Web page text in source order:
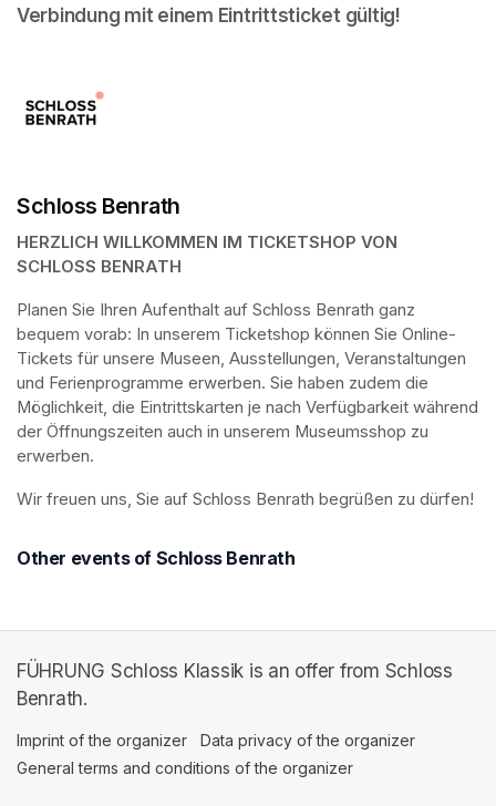
Verbindung mit einem Eintrittsticket gültig!
Schloss Benrath
HERZLICH WILLKOMMEN IM TICKETSHOP VON
SCHLOSS BENRATH
Planen Sie Ihren Aufenthalt auf Schloss Benrath ganz
bequem vorab: In unserem Ticketshop können Sie Online-
Tickets für unsere Museen, Ausstellungen, Veranstaltungen
und Ferienprogramme erwerben. Sie haben zudem die
Möglichkeit, die Eintrittskarten je nach Verfügbarkeit während
der Öffnungszeiten auch in unserem Museumsshop zu
erwerben.
Wir freuen uns, Sie auf Schloss Benrath begrüßen zu dürfen!
Other events of Schloss Benrath
FÜHRUNG Schloss Klassik is an offer from Schloss
Benrath.
Imprint of the organizer (opens in a new tab)
Data privacy of the organizer
General terms and conditions of the organizer